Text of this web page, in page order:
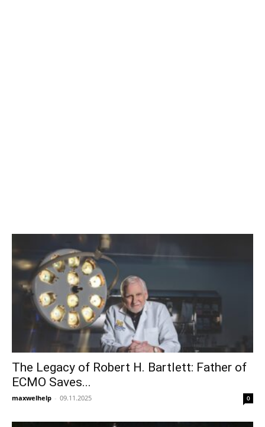
The Legacy of Robert H. Bartlett: Father of
ECMO Saves...
maxwelhelp - 09.11.2025 0